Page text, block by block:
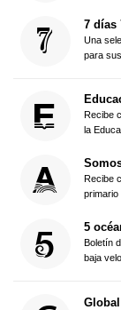
7 días
Una
para
Recibe
la
Recibe
primario
5
Boletín
baja